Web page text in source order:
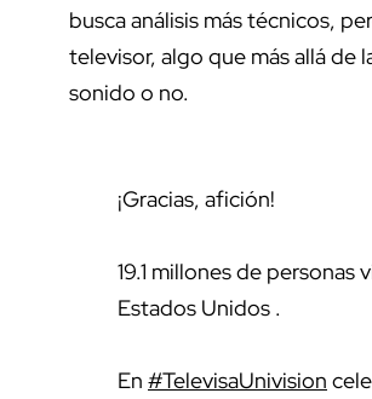
busca análisis más técnicos,
televisor, algo que más allá de
sonido o no.
¡Gracias, afición!
19.1 millones de
Estados Unidos .
En #TelevisaUnivision